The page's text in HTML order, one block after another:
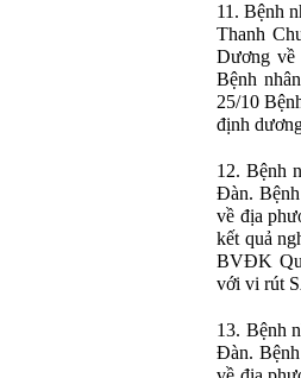
11. Bệnh
Thanh
Dương về
Bệnh
25/10
định
12. Bệnh
Đàn.
về địa
kết quả
BVĐK
với vi rút
13. Bệnh
Đàn.